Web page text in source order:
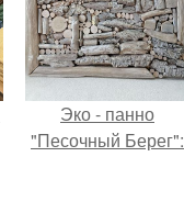
Эко - панно
"Песочный Берег":